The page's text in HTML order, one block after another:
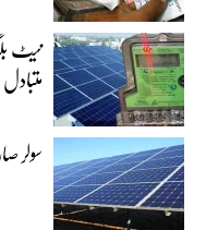
نیٹ
سولر